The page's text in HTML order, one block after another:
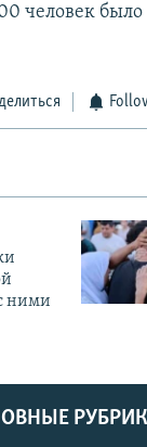
человек было
ними